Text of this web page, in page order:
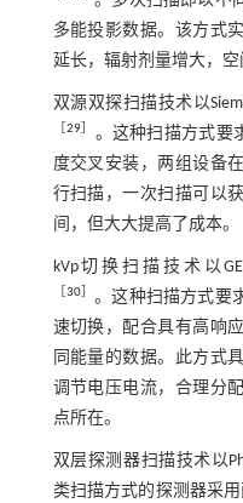
多能投影数据。该方式
延长，辐射剂量增大，空
双源双探扫描技术以
29］ 。这种扫描方式要
度交叉安装，两组设备
行扫描，一次扫描可以
间，但大大提高了成本。
kVp切换扫描技术以
30］ 。这种扫描方式要
速切换，配合具有高响
同能量的数据。此方式
调节电压电流，合理分
点所在。
双层探测器扫描技术以
类扫描方式的探测器采